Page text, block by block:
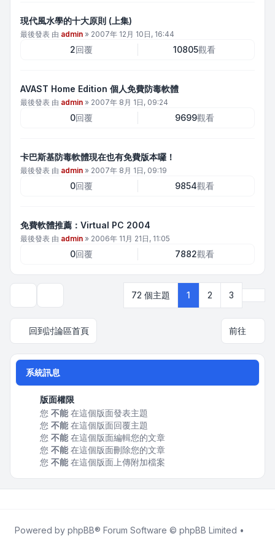
現代風水學的十大原則 (上集)
最後發表 由 admin » 2007年 12月 10日, 16:44
2回覆 10805觀看
AVAST Home Edition 個人免費防毒軟體
最後發表 由 admin » 2007年 8月 1日, 09:24
0回覆 9699觀看
卡巴斯基防毒軟體現在也有免費版本囉！
最後發表 由 admin » 2007年 8月 1日, 09:19
0回覆 9854觀看
免費軟體推薦：Virtual PC 2004
最後發表 由 admin » 2006年 11月 21日, 11:05
0回覆 7882觀看
72 個主題 1 2 3
回到討論區首頁 前往
系統訊息
版面權限
您 不能在這個版面發表主題
您 不能在這個版面回覆主題
您 不能在這個版面編輯您的文章
您 不能在這個版面刪除您的文章
您 不能在這個版面上傳附加檔案
Powered by phpBB® Forum Software © phpBB Limited •